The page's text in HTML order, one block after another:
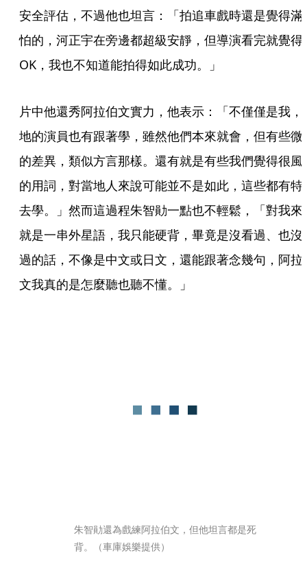
安全評估，不過他也坦言：「拍追車戲時還是覺得滿
怕的，河正宇在旁邊都超級安靜，但導演看完就覺得
OK，我也不知道能拍得如此成功。」
片中他還秀阿拉伯文實力，他表示：「不僅僅是我，
地的演員也有跟著學，雖然他們本來就會，但有些微
的差異，類似方言那樣。還有就是有些我們覺得很風
的用詞，對當地人來說可能並不是如此，這些都有特
去學。」然而這過程朱智勛一點也不輕鬆，「對我來
就是一串外星語，我只能硬背，畢竟是沒看過、也沒
過的話，不像是中文或日文，還能跟著念幾句，阿拉
文我真的是怎麼聽也聽不懂。」
朱智勛還為戲練阿拉伯文，但他坦言都是死
背。（車庫娛樂提供）